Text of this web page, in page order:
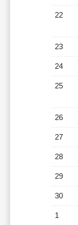
22
23
24
25
26
27
28
29
30
1